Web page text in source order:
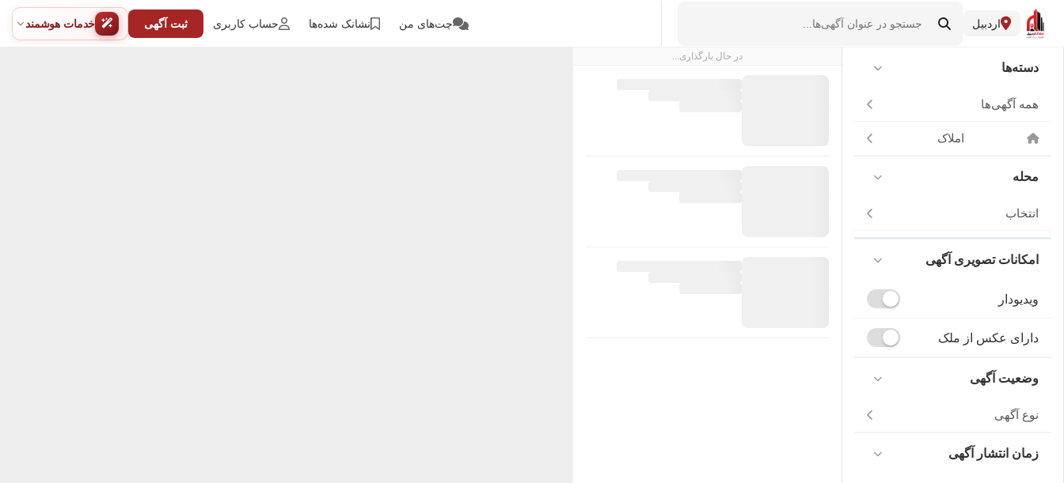
اردبیل خدمات هوشمند ثبت آگهی حساب کاربری نشانک شده‌ها چت‌های من
دسته‌ها
همه آگهی‌ها
املاک
محله
انتخاب
امکانات تصویری آگهی
ویدیودار
دارای عکس از ملک
وضعیت آگهی
نوع آگهی
زمان انتشار آگهی
در حال بارگذاری...